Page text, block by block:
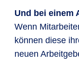
Und bei einem
Wenn
können diese
neuen